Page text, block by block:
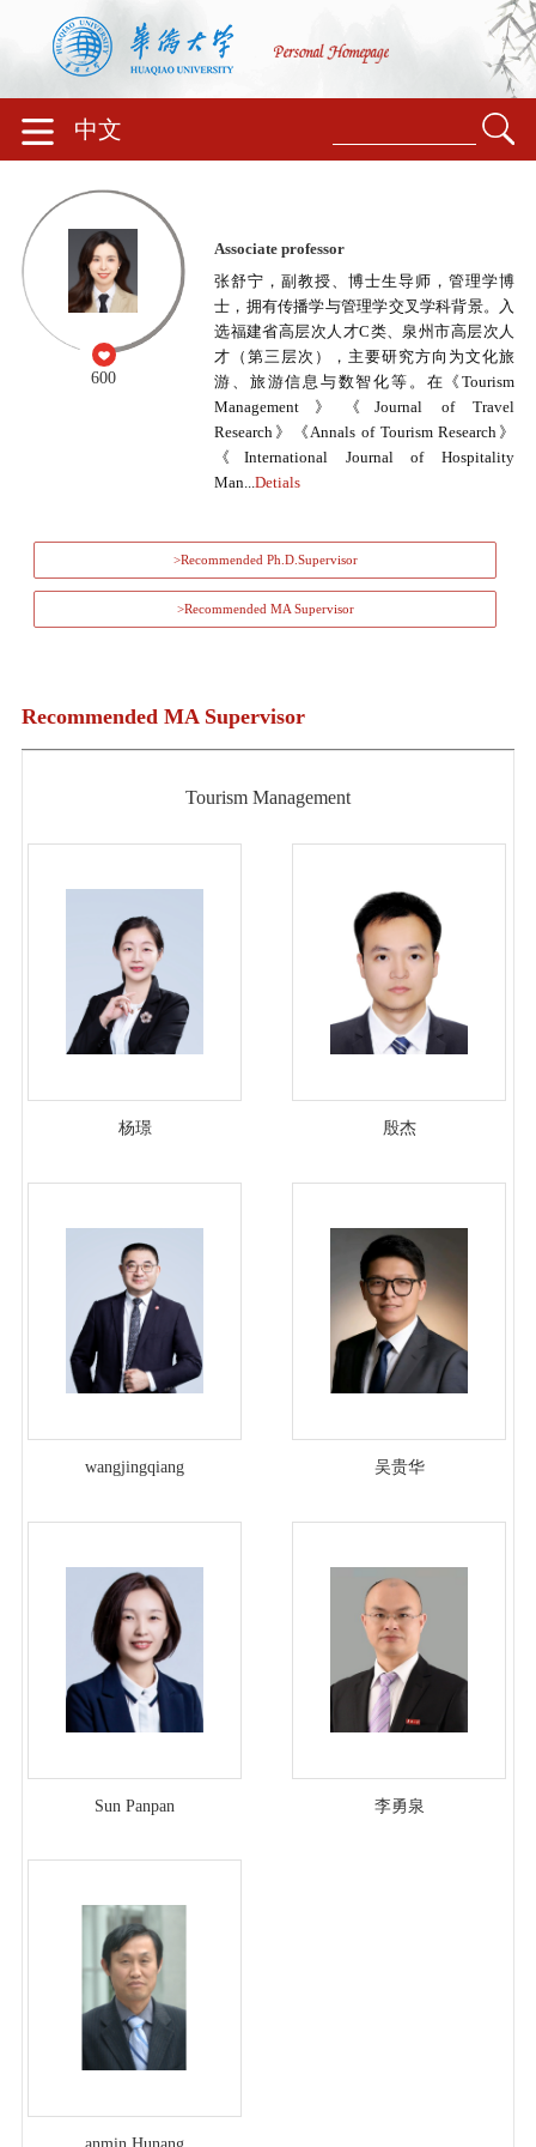
中文
600
Associate professor
张舒宁，副教授、博士生导师，管理学博
士，拥有传播学与管理学交叉学科背景。入
选福建省高层次人才C类、泉州市高层次人
才（第三层次），主要研究方向为文化旅
游、旅游信息与数智化等。在《Tourism
Management》《Journal of Travel
Research》《Annals of Tourism Research》
《International Journal of Hospitality
Man...Detials
>Recommended Ph.D.Supervisor
>Recommended MA Supervisor
Recommended MA Supervisor
Tourism Management
杨璟 殷杰
wangjingqiang 吴贵华
Sun Panpan 李勇泉